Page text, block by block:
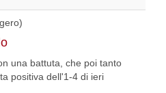
una battuta, che poi tanto
positiva dell'1-4 di ieri